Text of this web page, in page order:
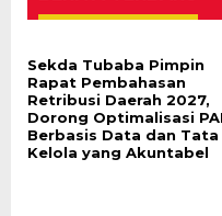
Sekda Tubaba Pimpin
Rapat Pembahasan
Retribusi Daerah 2027,
Dorong Optimalisasi
Berbasis Data dan Tata
Kelola yang Akuntabel